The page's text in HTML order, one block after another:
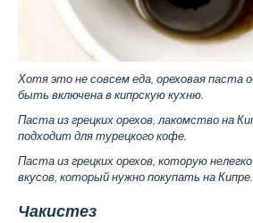
Хотя это не совсем еда, ореховая паста
быть включена в кипрскую кухню.
Паста из грецких орехов, лакомство на
подходит для турецкого кофе.
Паста из грецких орехов, которую
вкусов, который нужно покупать на Кипре.
Чакистез